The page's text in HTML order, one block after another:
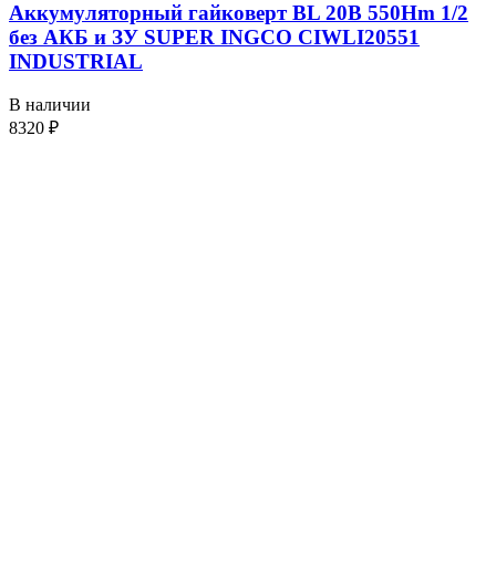
Аккумуляторный гайковерт BL 20В 550Hm 1/2
без АКБ и ЗУ SUPER INGCO CIWLI20551
INDUSTRIAL
В наличии
8320 ₽